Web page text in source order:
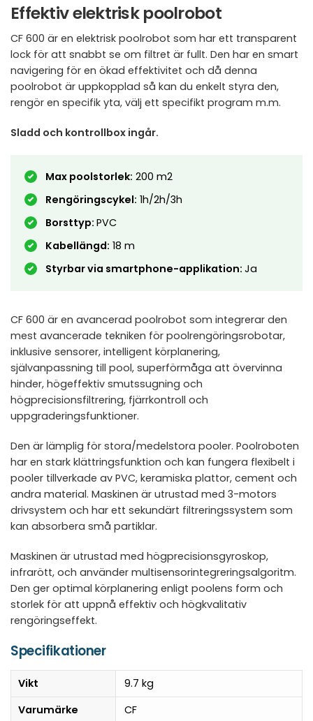
Effektiv elektrisk poolrobot
CF 600 är en elektrisk poolrobot som har ett transparent
lock för att snabbt se om filtret är fullt. Den har en smart
navigering för en ökad effektivitet och då denna
poolrobot är uppkopplad så kan du enkelt styra den,
rengör en specifik yta, välj ett specifikt program m.m.
Sladd och kontrollbox ingår.
Max poolstorlek: 200 m2
Rengöringscykel: 1h/2h/3h
Borsttyp: PVC
Kabellängd: 18 m
Styrbar via smartphone-applikation: Ja
CF 600 är en avancerad poolrobot som integrerar den
mest avancerade tekniken för poolrengöringsrobotar,
inklusive sensorer, intelligent körplanering,
självanpassning till pool, superförmåga att övervinna
hinder, högeffektiv smutssugning och
högprecisionsfiltrering, fjärrkontroll och
uppgraderingsfunktioner.
Den är lämplig för stora/medelstora pooler. Poolroboten
har en stark klättringsfunktion och kan fungera flexibelt i
pooler tillverkade av PVC, keramiska plattor, cement och
andra material. Maskinen är utrustad med 3-motors
drivsystem och har ett sekundärt filtreringssystem som
kan absorbera små partiklar.
Maskinen är utrustad med högprecisionsgyroskop,
infrarött, och använder multisensorintegreringsalgoritm.
Den ger optimal körplanering enligt poolens form och
storlek för att uppnå effektiv och högkvalitativ
rengöringseffekt.
Specifikationer
Vikt
9.7 kg
Varumärke
CF